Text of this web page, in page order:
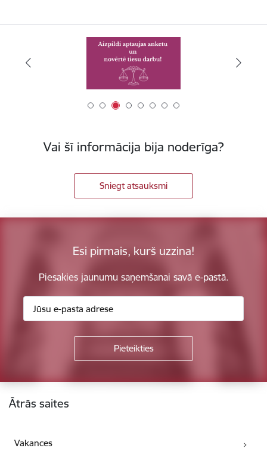
Vai šī informācija bija noderīga?
Sniegt atsauksmi
Esi pirmais, kurš uzzina!
Piesakies jaunumu saņemšanai savā e-pastā.
Kājene
Ātrās saites
Vakances